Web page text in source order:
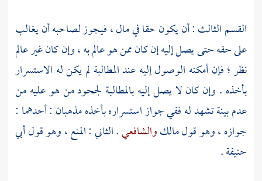
القسم الثالث : أن يكون حقا في مال ، فيجوز لصاحبه أن يغالب
على حقه حتى يصل إليه إن كان ممن هو عالم به ، وإن كان غير عالم
نظر ؛ فإن أمكنه الوصول إليه عند المطالبة لم يكن له الاستسرار
بأخذه . وإن كان لا يصل إليه بالمطالبة لجحود من هو عليه من
عدم بينة تشهد له ففي جواز استسراره بأخذه مذهبان : أحدهما :
جوازه ، وهو قولمالكوالشافعي. الثاني : المنع ، وهو قولأبي
حنيفة.